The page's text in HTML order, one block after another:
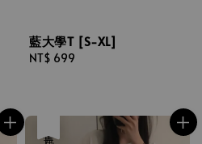
藍大學T [S-XL]
Regular
NT$ 699